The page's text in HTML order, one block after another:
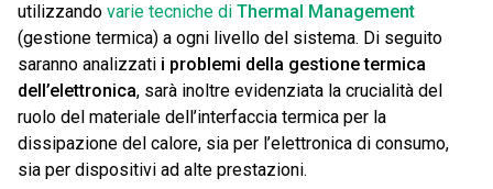
utilizzando varie tecniche di Thermal Management
(gestione termica) a ogni livello del sistema. Di seguito
saranno analizzati i problemi della gestione termica
dell’elettronica, sarà inoltre evidenziata la crucialità del
ruolo del materiale dell’interfaccia termica per la
dissipazione del calore, sia per l’elettronica di consumo,
sia per dispositivi ad alte prestazioni.